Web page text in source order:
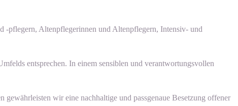
-pflegern, Altenpflegerinnen und Altenpflegern, Intensiv- und
entsprechen. In einem sensiblen und verantwortungsvollen
wir eine nachhaltige und passgenaue Besetzung offener